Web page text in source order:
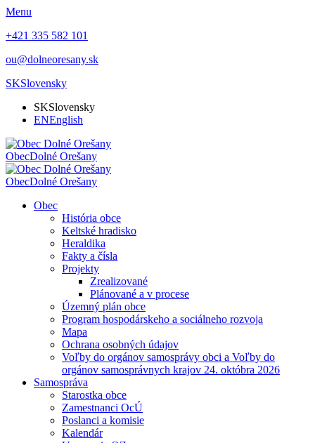
Menu
+421 335 582 101
ou@dolneoresany.sk
SKSlovensky
SKSlovensky
ENEnglish
ObecDolné Orešany
ObecDolné Orešany
Obec
História obce
Keltské hradisko
Heraldika
Fakty a čísla
Projekty
Zrealizované
Plánované a v procese
Územný plán obce
Program hospodárskeho a sociálneho rozvoja
Mapa
Ochrana osobných údajov
Voľby do orgánov samosprávy obci a Voľby do
orgánov samosprávnych krajov 24. októbra 2026
Samospráva
Starostka obce
Zamestnanci OcÚ
Poslanci a komisie
Kalendár